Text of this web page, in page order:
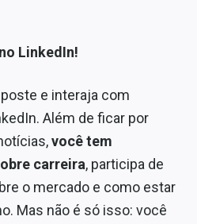
LinkedIn!
e interaja com
Além de ficar por
você tem
carreira, participa de
o mercado e como estar
Mas não é só isso: você